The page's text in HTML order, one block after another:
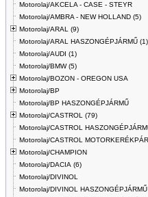
Motorolaj/AKCELA - CASE - STEYR
Motorolaj/AMBRA - NEW HOLLAND (5)
Motorolaj/ARAL (9)
Motorolaj/ARAL HASZONGÉPJÁRMŰ (1)
Motorolaj/AUDI (1)
Motorolaj/BMW (5)
Motorolaj/BOZON - OREGON USA
Motorolaj/BP
Motorolaj/BP HASZONGÉPJÁRMŰ
Motorolaj/CASTROL (79)
Motorolaj/CASTROL
Motorolaj/CASTROL
Motorolaj/CHAMPION
Motorolaj/DACIA (6)
Motorolaj/DIVINOL
Motorolaj/DIVINOL HASZONGÉPJÁRMŰ